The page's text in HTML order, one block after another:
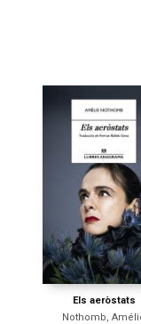
Els aeròstats
Nothomb,